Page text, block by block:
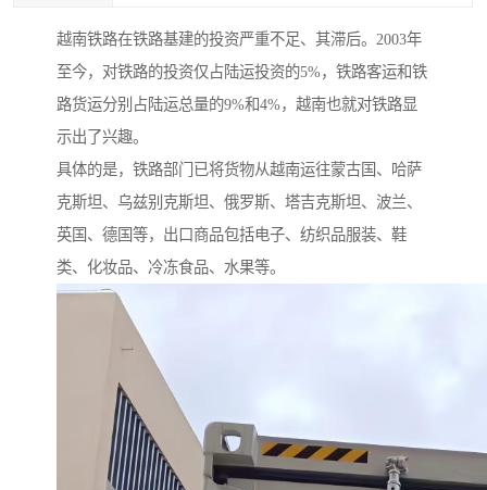
越南铁路在铁路基建的投资严重不足、其滞后。2003年
至今，对铁路的投资仅占陆运投资的5%，铁路客运和铁
路货运分别占陆运总量的9%和4%，越南也就对铁路显
示出了兴趣。
具体的是，铁路部门已将货物从越南运往蒙古国、哈萨
克斯坦、乌兹别克斯坦、俄罗斯、塔吉克斯坦、波兰、
英国、德国等，出口商品包括电子、纺织品服装、鞋
类、化妆品、冷冻食品、水果等。